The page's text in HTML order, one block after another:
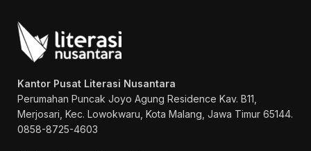
Kantor Pusat Literasi Nusantara
Perumahan Puncak Joyo Agung Residence Kav. B11,
Merjosari, Kec. Lowokwaru, Kota Malang, Jawa Timur 65144.
0858-8725-4603